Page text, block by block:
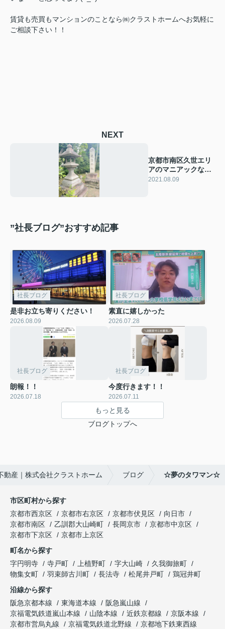
賃貸も売買もマンションのことなら㈱クラストホームへお気軽に
ご相談下さい！！
NEXT
京都市南区久世エリ
アのマニアックなス
ポットをご紹介☆
2021.08.09
”社長ブログ”おすすめ記事
社長ブログ
是非お立ち寄りください！
2026.08.09
社長ブログ
素直に嬉しかった
2026.07.28
社長ブログ
朗報！！
2026.07.18
社長ブログ
今度行きます！！
2026.07.11
もっと見る
ブログトップへ
動産｜株式会社クラストホーム ブログ ☆夢のタワマン☆
市区町村から探す
京都市西京区
京都市右京区 京都市伏見区
向日市
京都市南区
乙訓郡大山崎町 長岡京市
京都市中京区
京都市下京区
京都市上京区
町名から探す
字円明寺
寺戸町 上植野町 字大山崎
久我御旅町
物集女町
羽束師古川町 長法寺 松尾井戸町
鶏冠井町
沿線から探す
阪急京都本線
東海道本線
阪急嵐山線
京福電気鉄道嵐山本線
山陰本線 近鉄京都線
京阪本線
京都市営烏丸線
京福電気鉄道北野線
京都地下鉄東西線